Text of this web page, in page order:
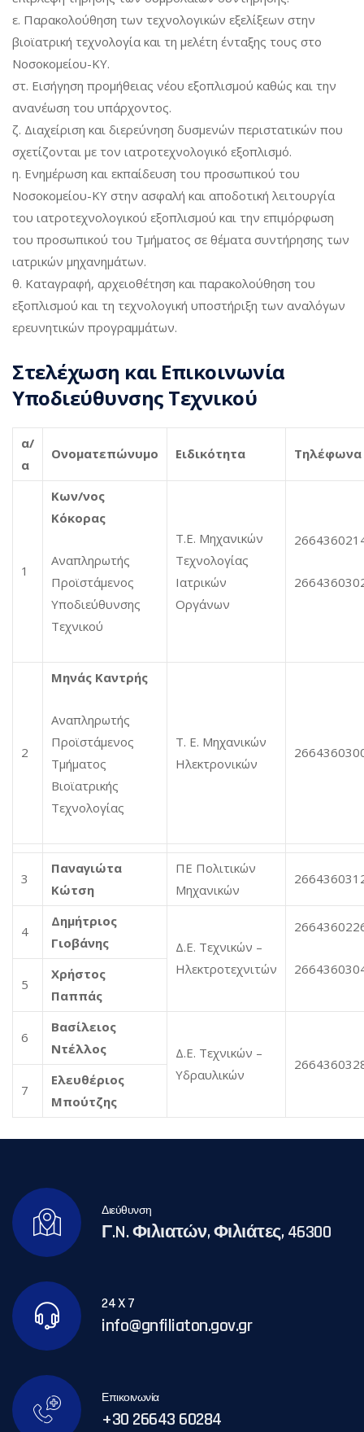
ε. Παρακολούθηση των τεχνολογικών εξελίξεων στην
βιοϊατρική τεχνολογία και τη μελέτη ένταξης τους στο
Νοσοκομείου-ΚΥ.
στ. Εισήγηση προμήθειας νέου εξοπλισμού καθώς και την
ανανέωση του υπάρχοντος.
ζ. Διαχείριση και διερεύνηση δυσμενών περιστατικών που
σχετίζονται με τον ιατροτεχνολογικό εξοπλισμό.
η. Ενημέρωση και εκπαίδευση του προσωπικού του
Νοσοκομείου-ΚΥ στην ασφαλή και αποδοτική λειτουργία
του ιατροτεχνολογικού εξοπλισμού και την επιμόρφωση
του προσωπικού του Τμήματος σε θέματα συντήρησης των
ιατρικών μηχανημάτων.
θ. Καταγραφή, αρχειοθέτηση και παρακολούθηση του
εξοπλισμού και τη τεχνολογική υποστήριξη των αναλόγων
ερευνητικών προγραμμάτων.
Στελέχωση και Επικοινωνία
Υποδιεύθυνσης Τεχνικού
α/
α
Ονοματεπώνυμο Ειδικότητα Τηλέφωνα
1
Κων/νος
Κόκορας
Αναπληρωτής
Προϊστάμενος
Υποδιεύθυνσης
Τεχνικού
Τ.Ε. Μηχανικών
Τεχνολογίας
Ιατρικών
Οργάνων
2
Μηνάς Καντρής
Αναπληρωτής
Προϊστάμενος
Τμήματος
Βιοϊατρικής
Τεχνολογίας
Τ. Ε. Μηχανικών
Ηλεκτρονικών
3
Παναγιώτα
Κώτση
ΠΕ Πολιτικών
Μηχανικών
4
Δημήτριος
Γιοβάνης
Δ.Ε. Τεχνικών –
Ηλεκτροτεχνιτών
5
Χρήστος
Παππάς
6
Βασίλειος
Ντέλλος
Δ.Ε. Τεχνικών –
Υδραυλικών
7
Ελευθέριος
Μπούτζης
Διεύθυνση
Γ.N. Φιλιατών, Φιλιάτες, 46300
24 X 7
info@gnfiliaton.gov.gr
Επικοινωνία
+30 26643 60284